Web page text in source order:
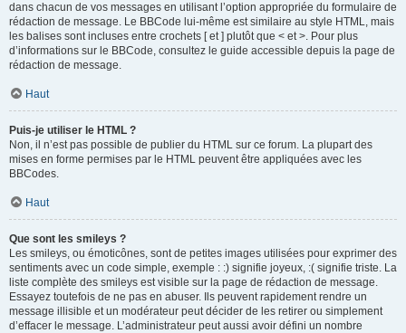
dans chacun de vos messages en utilisant l’option appropriée du formulaire de
rédaction de message. Le BBCode lui-même est similaire au style HTML, mais
les balises sont incluses entre crochets [ et ] plutôt que < et >. Pour plus
d’informations sur le BBCode, consultez le guide accessible depuis la page de
rédaction de message.
Haut
Puis-je utiliser le HTML ?
Non, il n’est pas possible de publier du HTML sur ce forum. La plupart des
mises en forme permises par le HTML peuvent être appliquées avec les
BBCodes.
Haut
Que sont les smileys ?
Les smileys, ou émoticônes, sont de petites images utilisées pour exprimer des
sentiments avec un code simple, exemple : :) signifie joyeux, :( signifie triste. La
liste complète des smileys est visible sur la page de rédaction de message.
Essayez toutefois de ne pas en abuser. Ils peuvent rapidement rendre un
message illisible et un modérateur peut décider de les retirer ou simplement
d’effacer le message. L’administrateur peut aussi avoir défini un nombre